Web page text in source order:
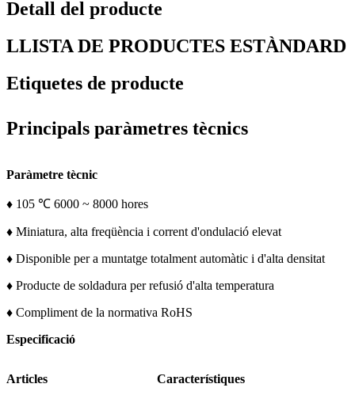
Detall del producte
LLISTA DE PRODUCTES ESTÀNDARD
Etiquetes de producte
Principals paràmetres tècnics
Paràmetre tècnic
♦ 105 ℃ 6000 ~ 8000 hores
♦ Miniatura, alta freqüència i corrent d'ondulació elevat
♦ Disponible per a muntatge totalment automàtic i d'alta densitat
♦ Producte de soldadura per refusió d'alta temperatura
♦ Compliment de la normativa RoHS
Especificació
Articles Característiques